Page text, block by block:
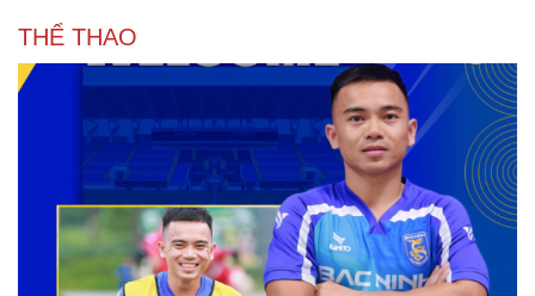
Du lịch
Podcast
THỂ THAO